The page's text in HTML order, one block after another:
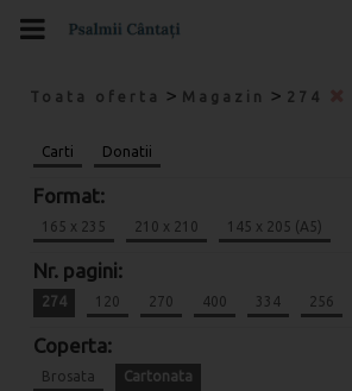
Toata oferta > Magazin > 274
Carti Donatii
Format:
165 x 235 210 x 210 145 x 205 (A5)
Nr. pagini:
274 120 270 400 334 256
Coperta:
Brosata Cartonata